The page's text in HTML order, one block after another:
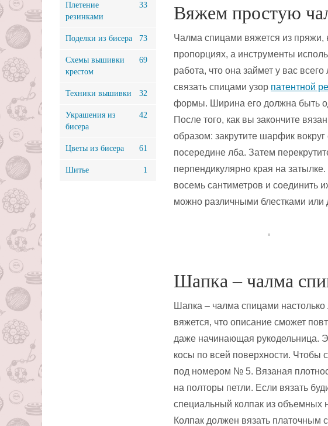
Вяжем простую
Чалма спицами вяжется из пряжи,
пропорциях, а инструменты
работа, что она займет у вас
связать спицами узор патентной
формы. Ширина его должна быть
После того, как вы закончите
образом: закрутите шарфик
посередине лба. Затем
перпендикулярно края на
восемь сантиметров и соединить
можно различными блестками
Шапка – чалма
Шапка – чалма спицами настолько
вяжется, что описание сможет
даже начинающая рукодельница.
косы по всей поверхности. Чтобы
под номером № 5. Вязаная
на полторы петли. Если вязать
специальный колпак из объемных
Колпак должен вязать платочным
Плетение
резинками
33
Поделки из бисера 73
Схемы вышивки
крестом
69
Техники вышивки 32
Украшения из
бисера
42
Цветы из бисера 61
Шитье 1